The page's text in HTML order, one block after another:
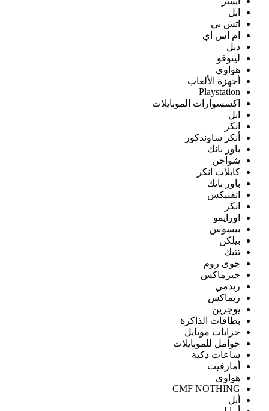
ابل
اتش بي
ام اس اي
ديل
لينوفو
هواوي
أجهزة الألعاب
Playstation
اكسسوارات الموبايلات
ابل
انكر
أنكر ساوندكور
باور بانك
شواحن
كابلات انكر
باور بانك
انفنيكس
انكر
اورايمو
بيسوس
بيلكن
تتيك
جوى روم
جيرماكس
ريدمي
ريماكس
يوجرين
بطاقات الذاكرة
جرابات موبايل
حوامل للموبايلات
ساعات ذكية
أمازفيت
هواوى
CMF NOTHING
أبل